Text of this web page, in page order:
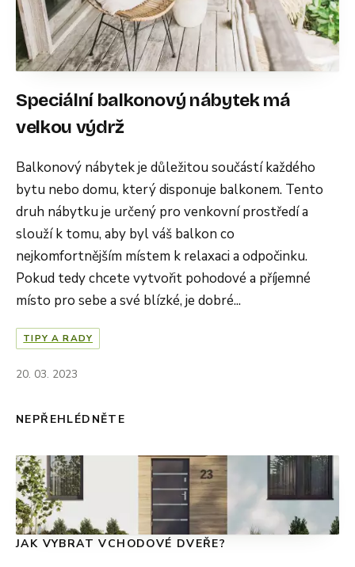
Speciální balkonový nábytek má
velkou výdrž
Balkonový nábytek je důležitou součástí každého
bytu nebo domu, který disponuje balkonem. Tento
druh nábytku je určený pro venkovní prostředí a
slouží k tomu, aby byl váš balkon co
nejkomfortnějším místem k relaxaci a odpočinku.
Pokud tedy chcete vytvořit pohodové a příjemné
místo pro sebe a své blízké, je dobré...
TIPY A RADY
20. 03. 2023
NEPŘEHLÉDNĚTE
JAK VYBRAT VCHODOVÉ DVEŘE?